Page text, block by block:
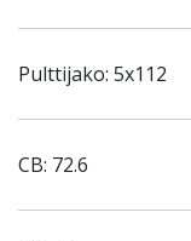
Pulttijako: 5x112
CB: 72.6